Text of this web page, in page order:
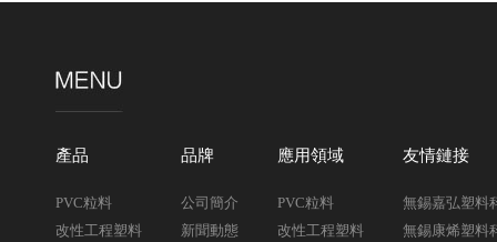
產品
PVC粒料
改性工程塑料
品牌
公司簡介
新聞動態
應用領域
PVC粒料
改性工程塑料
友情鏈接
無錫嘉弘塑料
無錫康烯塑料